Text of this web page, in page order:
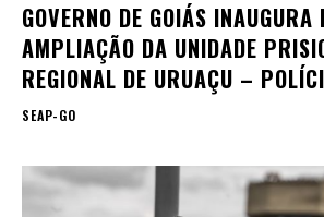
GOVERNO DE GOIÁS INAUGURA
AMPLIAÇÃO DA UNIDADE
REGIONAL DE URUAÇU –
SEAP-GO